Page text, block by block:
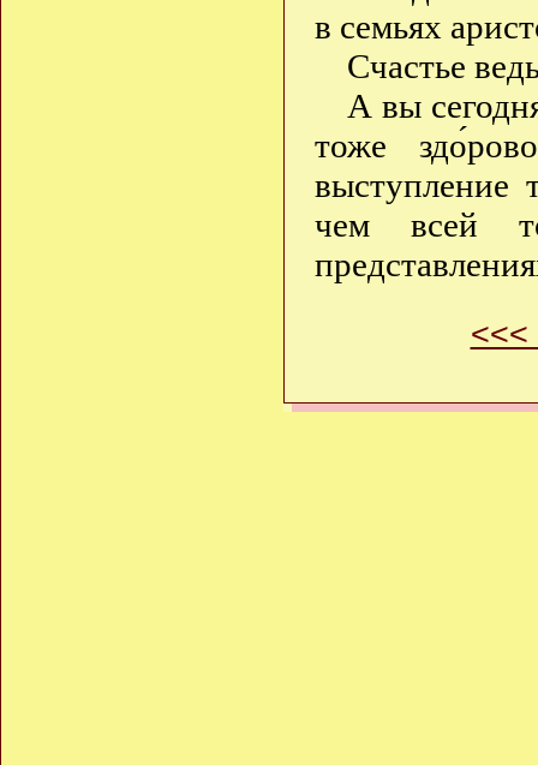
в семьях
Счастье
А вы
тоже
выступление
чем всей
<<<